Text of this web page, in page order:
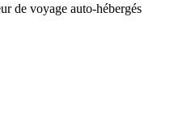
de voyage auto-hébergés